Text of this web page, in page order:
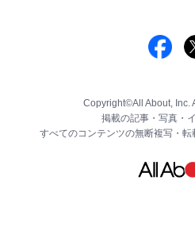
Copyright©All About, Inc.
掲載の記事・写真・
すべてのコンテンツの無断複写・転